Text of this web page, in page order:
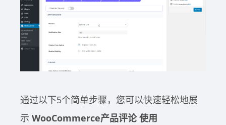
通过以下5个简单步骤，您可以快速轻松地展
示 WooCommerce产品评论 使用